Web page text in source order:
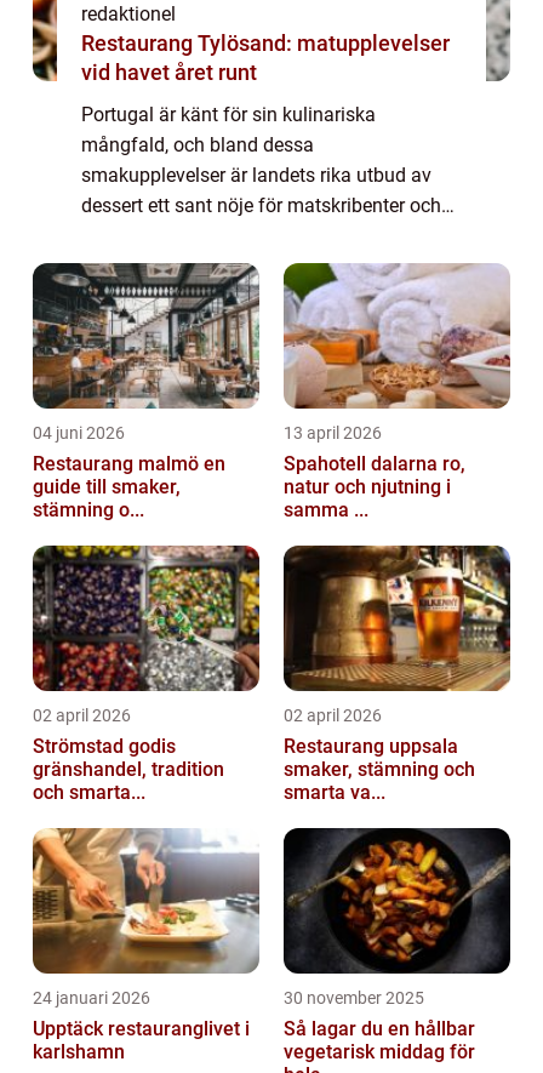
redaktionel
Restaurang Tylösand: matupplevelser
vid havet året runt
Portugal är känt för sin kulinariska
mångfald, och bland dessa
smakupplevelser är landets rika utbud av
dessert ett sant nöje för matskribenter och
kommer vi att dyka in i den förmånliga
världen av portug...
04 juni 2026
Restaurang malmö en
guide till smaker,
stämning o...
13 april 2026
Spahotell dalarna ro,
natur och njutning i
samma ...
02 april 2026
Strömstad godis
gränshandel, tradition
och smarta...
02 april 2026
Restaurang uppsala
smaker, stämning och
smarta va...
24 januari 2026
Upptäck restauranglivet i
karlshamn
30 november 2025
Så lagar du en hållbar
vegetarisk middag för